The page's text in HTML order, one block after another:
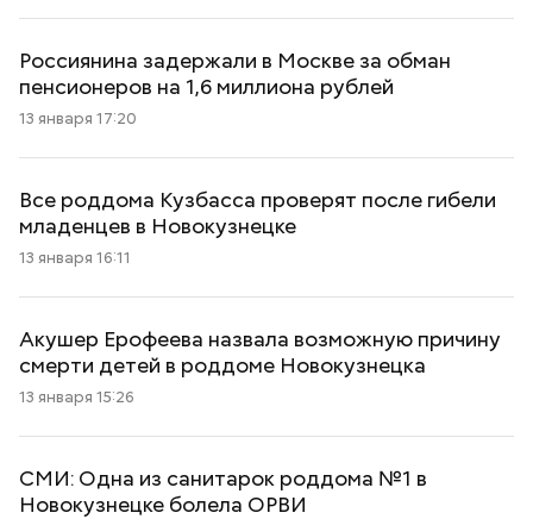
Россиянина задержали в Москве за обман
пенсионеров на 1,6 миллиона рублей
13 января 17:20
Все роддома Кузбасса проверят после гибели
младенцев в Новокузнецке
13 января 16:11
Акушер Ерофеева назвала возможную причину
смерти детей в роддоме Новокузнецка
13 января 15:26
СМИ: Одна из санитарок роддома №1 в
Новокузнецке болела ОРВИ